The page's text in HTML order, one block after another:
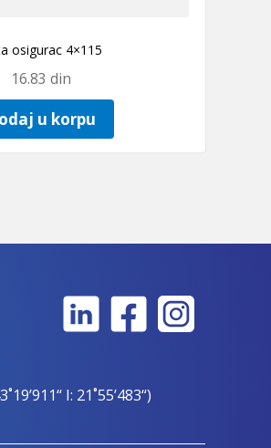
osigurac 4×115
16.83 din
u korpu
I: 21˚55’483“)